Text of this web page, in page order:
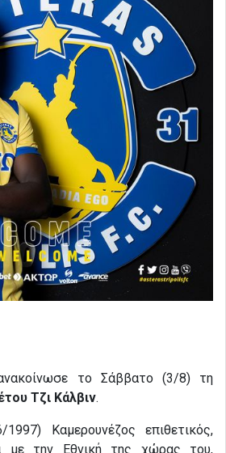
το Σάββατο (3/8) τη
Τζι Κάλβιν.
Καμερουνέζος επιθετικός,
με την Εθνική της χώρας του,